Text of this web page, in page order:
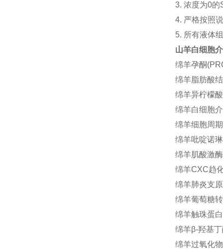
3. 浓度为0的
4. 严格按照
5. 所有液体
山羊白细胞
绵羊孕酮
绵羊脂肪酸
绵羊异柠檬
绵羊白细胞
绵羊细胞周
绵羊吡啶诺
绵羊肌酸激
绵羊CXC趋
绵羊肺炎支
绵羊葡萄糖
绵羊触珠蛋
绵羊β-羟基
绵羊过氧化